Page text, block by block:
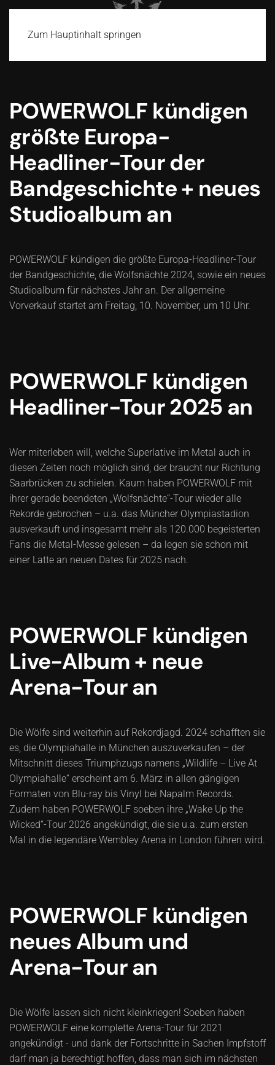
Zum Hauptinhalt springen
POWERWOLF kündigen
größte Europa-
Headliner-Tour der
Bandgeschichte + neues
Studioalbum an
POWERWOLF kündigen die größte Europa-Headliner-Tour
der Bandgeschichte, die Wolfsnächte 2024, sowie ein neues
Studioalbum für nächstes Jahr an. Der allgemeine
Vorverkauf startet am Freitag, 10. November, um 10 Uhr.
POWERWOLF kündigen
Headliner-Tour 2025 an
Wer miterleben will, welche Superlative im Metal auch in
diesen Zeiten noch möglich sind, der braucht nur Richtung
Saarbrücken zu schielen. Kaum haben POWERWOLF mit
ihrer gerade beendeten „Wolfsnächte“-Tour wieder alle
Rekorde gebrochen – u.a. das Müncher Olympiastadion
ausverkauft und insgesamt mehr als 120.000 begeisterten
Fans die Metal-Messe gelesen – da legen sie schon mit
einer Latte an neuen Dates für 2025 nach.
POWERWOLF kündigen
Live-Album + neue
Arena-Tour an
Die Wölfe sind weiterhin auf Rekordjagd. 2024 schafften sie
es, die Olympiahalle in München auszuverkaufen – der
Mitschnitt dieses Triumphzugs namens „Wildlife – Live At
Olympiahalle“ erscheint am 6. März in allen gängigen
Formaten von Blu-ray bis Vinyl bei Napalm Records.
Zudem haben POWERWOLF soeben ihre „Wake Up the
Wicked“-Tour 2026 angekündigt, die sie u.a. zum ersten
Mal in die legendäre Wembley Arena in London führen wird.
POWERWOLF kündigen
neues Album und
Arena-Tour an
Die Wölfe lassen sich nicht kleinkriegen! Soeben haben
POWERWOLF eine komplette Arena-Tour für 2021
angekündigt - und dank der Fortschritte in Sachen Impfstoff
darf man ja berechtigt hoffen, dass man sich im nächsten